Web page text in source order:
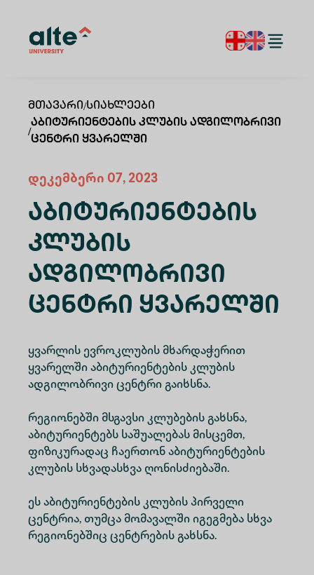
Მთავარი/Სიახლეები
/
Აბიტურიენტების Კლუბის Ადგილობრივი
Ცენტრი Ყვარელში
დეკემბერი 07, 2023
Აბიტურიენტების
Კლუბის
Ადგილობრივი
Ცენტრი Ყვარელში
ყვარლის ევროკლუბის მხარდაჭერით
ყვარელში აბიტურიენტების კლუბის
ადგილობრივი ცენტრი გაიხსნა.
რეგიონებში მსგავსი კლუბების გახსნა,
აბიტურიენტებს საშუალებას მისცემთ,
ფიზიკურადაც ჩაერთონ აბიტურიენტების
კლუბის სხვადასხვა ღონისძიებაში.
ეს აბიტურიენტების კლუბის პირველი
ცენტრია, თუმცა მომავალში იგეგმება სხვა
რეგიონებშიც ცენტრების გახსნა.